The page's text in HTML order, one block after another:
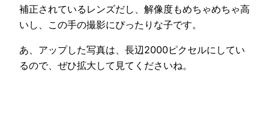
補正されているレンズだし、解像度もめちゃめちゃ高
いし、この手の撮影にぴったりな子です。
あ、アップした写真は、長辺2000ピクセルにしてい
るので、ぜひ拡大して見てくださいね。